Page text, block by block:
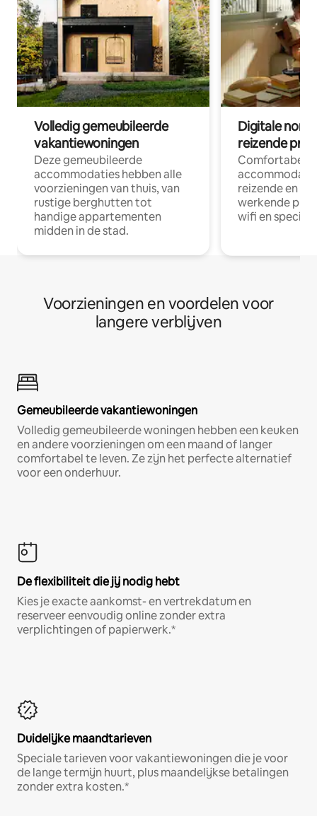
Volledig gemeubileerde
vakantiewoningen
Deze gemeubileerde
accommodaties hebben alle
voorzieningen van thuis, van
rustige berghutten tot
handige appartementen
midden in de stad.
Digitale
reizende
Comfortabele
reizende en
werkende
wifi en
Voorzieningen en voordelen voor
langere verblijven
Gemeubileerde vakantiewoningen
Volledig gemeubileerde woningen hebben een keuken
en andere voorzieningen om een maand of langer
comfortabel te leven. Ze zijn het perfecte alternatief
voor een onderhuur.
De flexibiliteit die jij nodig hebt
Kies je exacte aankomst- en vertrekdatum en
reserveer eenvoudig online zonder extra
verplichtingen of papierwerk.*
Duidelijke maandtarieven
Speciale tarieven voor vakantiewoningen die je voor
de lange termijn huurt, plus maandelijkse betalingen
zonder extra kosten.*